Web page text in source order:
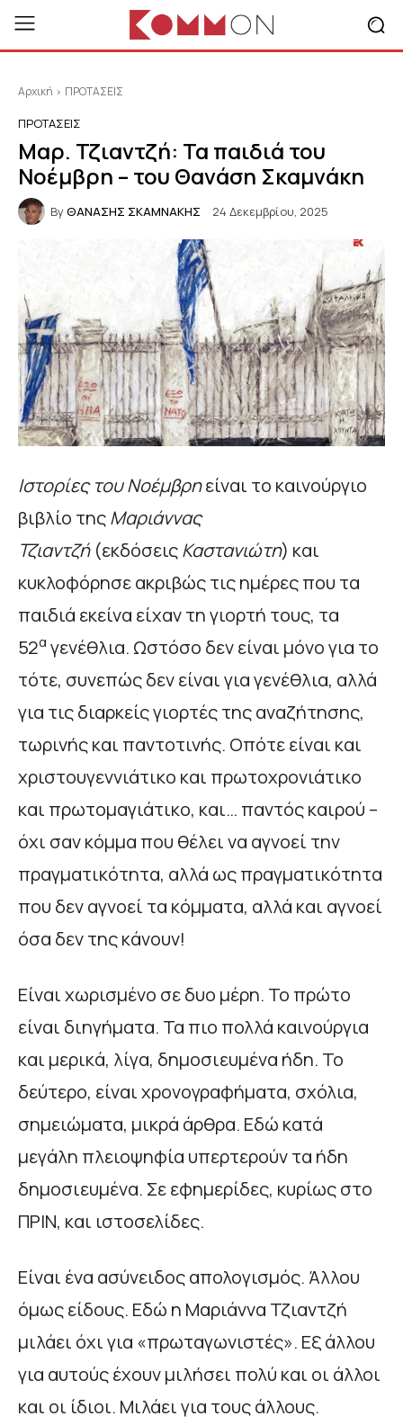
Αρχική ΠΡΟΤΑΣΕΙΣ
ΠΡΟΤΑΣΕΙΣ
Μαρ. Τζιαντζή: Τα παιδιά του
Νοέμβρη – του Θανάση Σκαμνάκη
ByΘΑΝΑΣΗΣ ΣΚΑΜΝΑΚΗΣ 24 Δεκεμβρίου, 2025
Ιστορίες του Νοέμβρηείναι το καινούργιο
βιβλίο τηςΜαριάννας
Τζιαντζή(εκδόσειςΚαστανιώτη) και
κυκλοφόρησε ακριβώς τις ημέρες που τα
παιδιά εκείνα είχαν τη γιορτή τους, τα
52α γενέθλια. Ωστόσο δεν είναι μόνο για το
τότε, συνεπώς δεν είναι για γενέθλια, αλλά
για τις διαρκείς γιορτές της αναζήτησης,
τωρινής και παντοτινής. Οπότε είναι και
χριστουγεννιάτικο και πρωτοχρονιάτικο
και πρωτομαγιάτικο, και… παντός καιρού –
όχι σαν κόμμα που θέλει να αγνοεί την
πραγματικότητα, αλλά ως πραγματικότητα
που δεν αγνοεί τα κόμματα, αλλά και αγνοεί
όσα δεν της κάνουν!
Είναι χωρισμένο σε δυο μέρη. Το πρώτο
είναι διηγήματα. Τα πιο πολλά καινούργια
και μερικά, λίγα, δημοσιευμένα ήδη. Το
δεύτερο, είναι χρονογραφήματα, σχόλια,
σημειώματα, μικρά άρθρα. Εδώ κατά
μεγάλη πλειοψηφία υπερτερούν τα ήδη
δημοσιευμένα. Σε εφημερίδες, κυρίως στο
ΠΡΙΝ, και ιστοσελίδες.
Είναι ένα ασύνειδος απολογισμός. Άλλου
όμως είδους. Εδώ η Μαριάννα Τζιαντζή
μιλάει όχι για «πρωταγωνιστές». Εξ άλλου
για αυτούς έχουν μιλήσει πολύ και οι άλλοι
και οι ίδιοι. Μιλάει για τους άλλους.